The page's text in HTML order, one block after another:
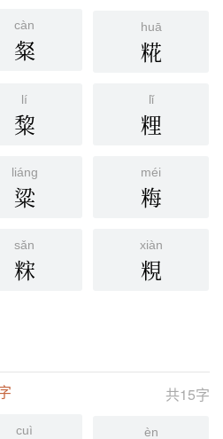
càn
粲
huā
糀
lí
䊍
lǐ
粴
liáng
粱
méi
䊈
sǎn
䊉
xiàn
粯
共15字
cuì èn